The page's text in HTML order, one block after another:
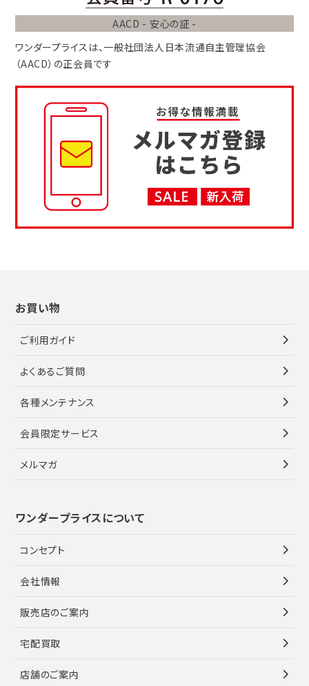
AACD - 安心の証 -
ワンダープライスは、 一般社団法人 日本流通自主管理協会
（AACD） の正会員です
お買い物
ご利用ガイド
よくあるご質問
各種メンテナンス
会員限定サービス
メルマガ
ワンダープライスについて
コンセプト
会社情報
販売店のご案内
宅配買取
店舗のご案内